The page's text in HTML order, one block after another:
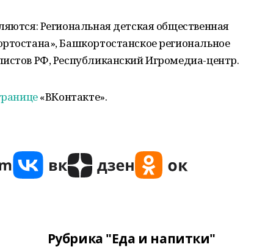
Региональная детская общественная
Башкортостанское региональное
РФ, Республиканский Игромедиа-центр.
«ВКонтакте».
Рубрика "Еда и напитки"